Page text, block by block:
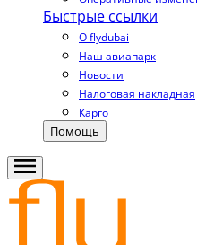
Быстрые ссылки
О flydubai
Наш авиапарк
Новости
Налоговая накладная
Карго
Помощь